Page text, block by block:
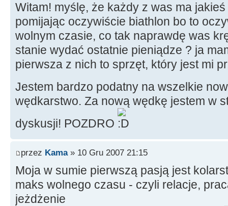
Witam! myślę, że każdy z was ma
pomijając oczywiście biathlon bo to
wolnym czasie, co tak naprawdę was
stanie wydać ostatnie pieniądze ? ja
pierwsza z nich to sprzęt, który jest mi
Jestem bardzo podatny na wszelkie
wędkarstwo. Za nową wędkę jestem w
dyskusji! POZDRO
przez Kama» 10 Gru 2007 21:15
Moja w sumie pierwszą pasją jest
maks wolnego czasu - czyli relacje,
jeżdżenie